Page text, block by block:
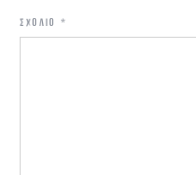
ΣΧΌΛΙΟ*